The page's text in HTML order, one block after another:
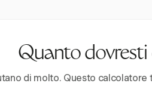
Quanto dovresti
di molto. Questo